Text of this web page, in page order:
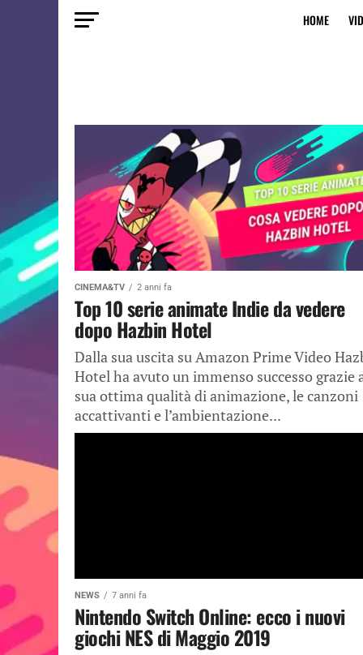
HOME
CINEMA&TV 2 anni fa
Top 10 serie animate Indie da vedere
dopo Hazbin Hotel
Dalla sua uscita su Amazon Prime Video
Hotel ha avuto un immenso successo grazie
sua ottima qualità di animazione, le canzoni
accattivanti e l’ambientazione...
NEWS 7 anni fa
Nintendo Switch Online: ecco i nuovi
giochi NES di Maggio 2019